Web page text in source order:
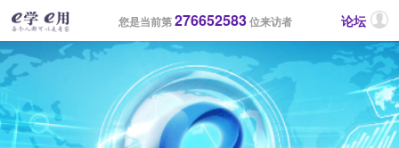
您是当前第276652583位来访者 论坛